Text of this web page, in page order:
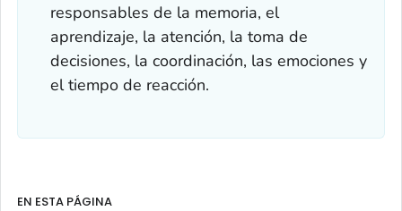
responsables de la memoria, el
aprendizaje, la atención, la toma de
decisiones, la coordinación, las emociones y
el tiempo de reacción.
EN ESTA PÁGINA